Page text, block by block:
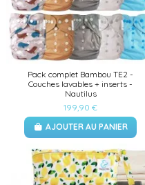
Pack complet Bambou TE2 -
Couches lavables + inserts -
Nautilus
199,90 €
AJOUTER AU PANIER